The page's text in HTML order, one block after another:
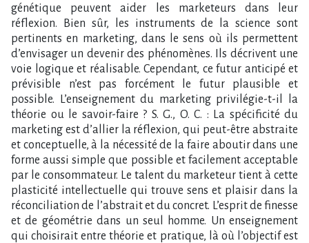
génétique peuvent aider les marketeurs dans leur
réflexion. Bien sûr, les instruments de la science sont
pertinents en marketing, dans le sens où ils permettent
d’envisager un devenir des phénomènes. Ils décrivent une
voie logique et réalisable. Cependant, ce futur anticipé et
prévisible n’est pas forcément le futur plausible et
possible. L’enseignement du marketing privilégie-t-il la
théorie ou le savoir-faire ? S. G., O. C. : La spécificité du
marketing est d’allier la réflexion, qui peut-être abstraite
et conceptuelle, à la nécessité de la faire aboutir dans une
forme aussi simple que possible et facilement acceptable
par le consommateur. Le talent du marketeur tient à cette
plasticité intellectuelle qui trouve sens et plaisir dans la
réconciliation de l’abstrait et du concret. L’esprit de finesse
et de géométrie dans un seul homme. Un enseignement
qui choisirait entre théorie et pratique, là où l’objectif est